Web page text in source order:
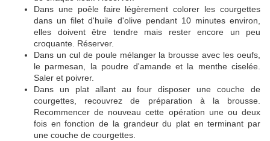
Dans une poêle faire légèrement colorer les courgettes
dans un filet d'huile d'olive pendant 10 minutes environ,
elles doivent être tendre mais rester encore un peu
croquante. Réserver.
Dans un cul de poule mélanger la brousse avec les oeufs,
le parmesan, la poudre d'amande et la menthe ciselée.
Saler et poivrer.
Dans un plat allant au four disposer une couche de
courgettes, recouvrez de préparation à la brousse.
Recommencer de nouveau cette opération une ou deux
fois en fonction de la grandeur du plat en terminant par
une couche de courgettes.